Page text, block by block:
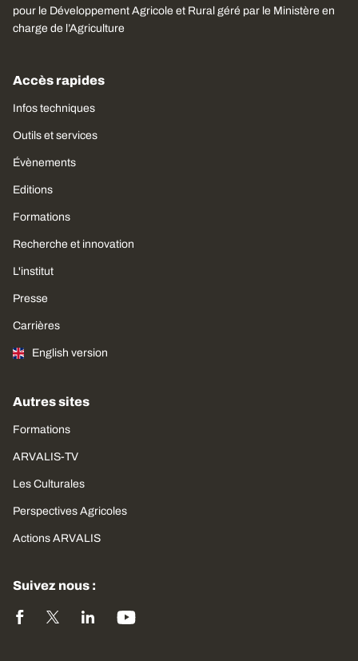
pour le Développement Agricole et Rural géré par le Ministère en
charge de l’Agriculture
Accès rapides
Infos techniques
Outils et services
Évènements
Editions
Formations
Recherche et innovation
L'institut
Presse
Carrières
English version
Autres sites
Formations
ARVALIS-TV
Les Culturales
Perspectives Agricoles
Actions ARVALIS
Suivez nous :